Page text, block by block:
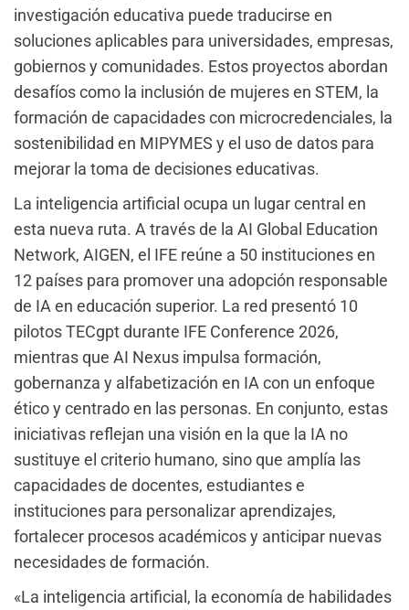
investigación educativa puede traducirse en
soluciones aplicables para universidades, empresas,
gobiernos y comunidades. Estos proyectos abordan
desafíos como la inclusión de mujeres en STEM, la
formación de capacidades con microcredenciales, la
sostenibilidad en MIPYMES y el uso de datos para
mejorar la toma de decisiones educativas.
La inteligencia artificial ocupa un lugar central en
esta nueva ruta. A través de la AI Global Education
Network, AIGEN, el IFE reúne a 50 instituciones en
12 países para promover una adopción responsable
de IA en educación superior. La red presentó 10
pilotos TECgpt durante IFE Conference 2026,
mientras que AI Nexus impulsa formación,
gobernanza y alfabetización en IA con un enfoque
ético y centrado en las personas. En conjunto, estas
iniciativas reflejan una visión en la que la IA no
sustituye el criterio humano, sino que amplía las
capacidades de docentes, estudiantes e
instituciones para personalizar aprendizajes,
fortalecer procesos académicos y anticipar nuevas
necesidades de formación.
«La inteligencia artificial, la economía de habilidades